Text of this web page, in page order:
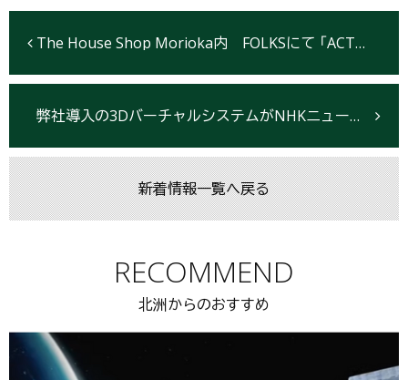
The House Shop Morioka内 FOLKSにて 「ACTUS SUMMER SALE」開催 6/25Sat.→7/18Mon.
弊社導入の3DバーチャルシステムがNHKニュース「おはよう日本」で紹介されました。
新着情報一覧へ戻る
RECOMMEND
北洲からのおすすめ